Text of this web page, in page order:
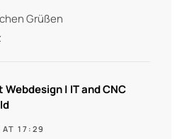
Grüßen
Webdesign | IT and CNC
17:29